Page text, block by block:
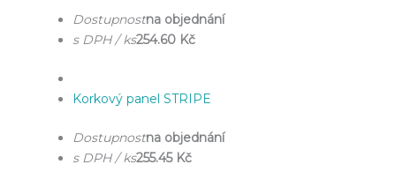
Dostupnostna objednání
s DPH / ks254.60 Kč
Korkový panel STRIPE
Dostupnostna objednání
s DPH / ks255.45 Kč